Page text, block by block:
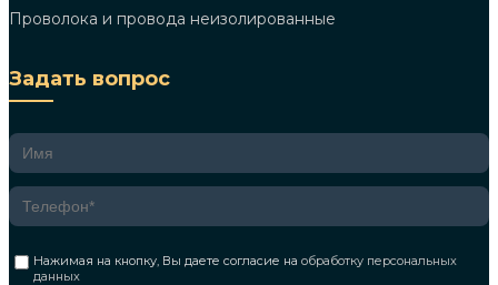
Проволока и провода неизолированные
Задать вопрос
Нажимая на кнопку, Вы даете согласие наобработку персональных
данных